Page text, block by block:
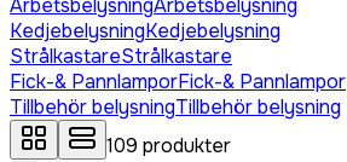
ArbetsbelysningArbetsbelysning
KedjebelysningKedjebelysning
StrålkastareStrålkastare
Fick-& PannlamporFick-& Pannlampor
Tillbehör belysningTillbehör belysning
109 produkter